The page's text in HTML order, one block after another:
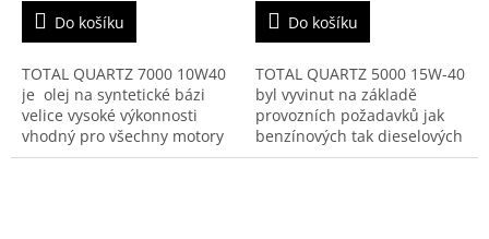
Do košíku
TOTAL QUARTZ 7000 10W40
je olej na syntetické bázi
velice vysoké výkonnosti
vhodný pro všechny motory
(turbo, víceventilové),
Do košíku
TOTAL QUARTZ 5000 15W-40
byl vyvinut na základě
provozních požadavků jak
benzínových tak dieselových
motorů zejména osobních a